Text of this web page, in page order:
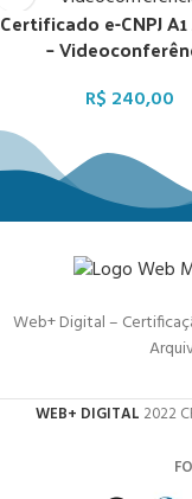
Certificado e-CNPJ
–
R$ 240,00
Web+ Digital –
WEB+ DIGITAL 2022